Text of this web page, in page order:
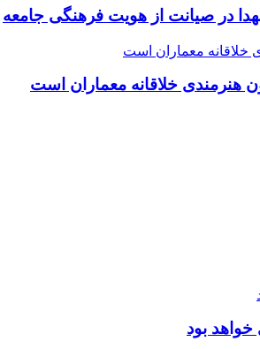
در صیانت از هویت فرهنگی جامعه
هنرمندی خلاقانه معماران است
بود